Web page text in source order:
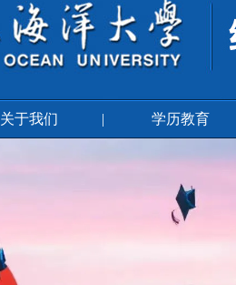
关于我们 | 学历教育